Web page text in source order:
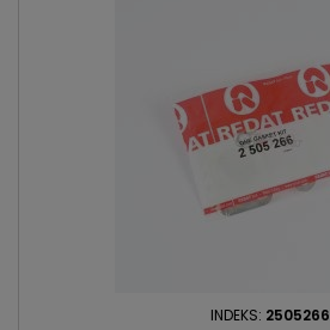
INDEKS: 2505266